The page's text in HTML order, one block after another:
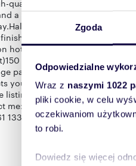
Zgoda
Odpowiedzialne
Wraz z naszymi 1022
pliki cookie, w celu
oczekiwaniom
to robi.
Dowiedz się więcej
quality household appliances,
a comfortable
With a well-thought-
with attention to detail,
hot summer
PLN
parking space: Available for
your car from heat and cold).
listing agent for details.
me:
133